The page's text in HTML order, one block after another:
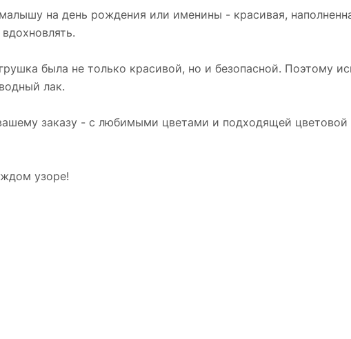
на день рождения или именины - красивая,
была не только красивой, но и безопасной. Поэтому
лак.
заказу - с любимыми цветами и подходящей цветовой
узоре!